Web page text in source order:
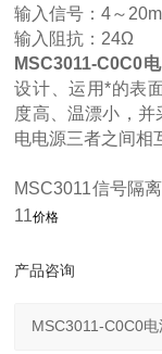
输入信号：4～
输入阻抗：24Ω
MSC3011-C0C0
设计、运用*的表
度高、温漂小，
电电源三者之间相
MSC3011信号隔
11价格
产品咨询